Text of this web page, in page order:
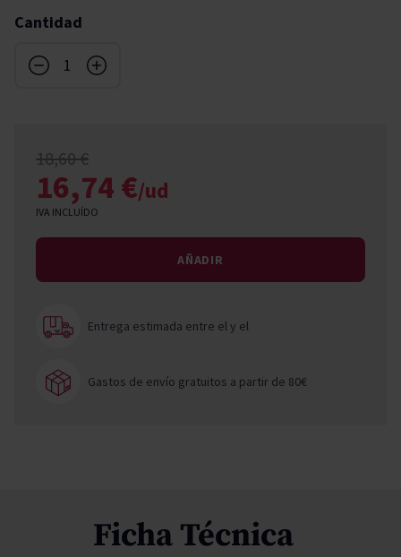
Cantidad
18,60 €
16,74 €/ud
IVA INCLUÍDO
AÑADIR
Entrega estimada entre ely el
Gastos de envío gratuitos a partir de 80€
Ficha Técnica